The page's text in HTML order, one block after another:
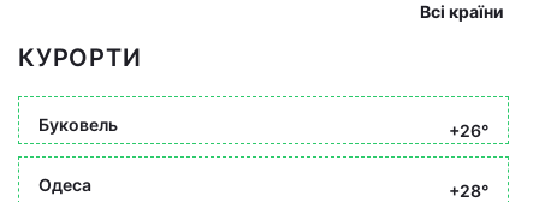
Всі країни
КУРОРТИ
Буковель +26°
Одеса +28°